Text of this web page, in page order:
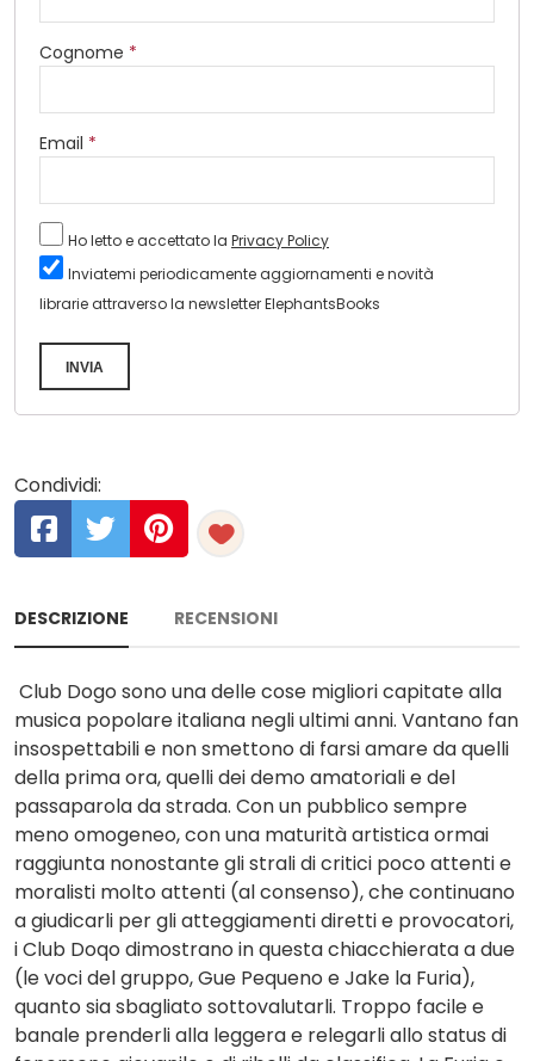
Cognome *
Email *
Ho letto e accettato la Privacy Policy
Inviatemi periodicamente aggiornamenti e novità
librarie attraverso la newsletter ElephantsBooks
INVIA
Condividi:
DESCRIZIONE RECENSIONI
Club Dogo sono una delle cose migliori capitate alla
musica popolare italiana negli ultimi anni. Vantano fan
insospettabili e non smettono di farsi amare da quelli
della prima ora, quelli dei demo amatoriali e del
passaparola da strada. Con un pubblico sempre
meno omogeneo, con una maturità artistica ormai
raggiunta nonostante gli strali di critici poco attenti e
moralisti molto attenti (al consenso), che continuano
a giudicarli per gli atteggiamenti diretti e provocatori,
i Club Doqo dimostrano in questa chiacchierata a due
(le voci del gruppo, Gue Pequeno e Jake la Furia),
quanto sia sbagliato sottovalutarli. Troppo facile e
banale prenderli alla leggera e relegarli allo status di